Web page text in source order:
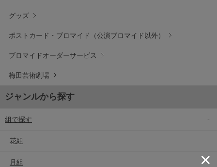
グッズ
ポストカード・ブロマイド（公演ブロマイド以外）
ブロマイドオーダーサービス
梅田芸術劇場
ジャンルから探す
組で探す
花組
月組